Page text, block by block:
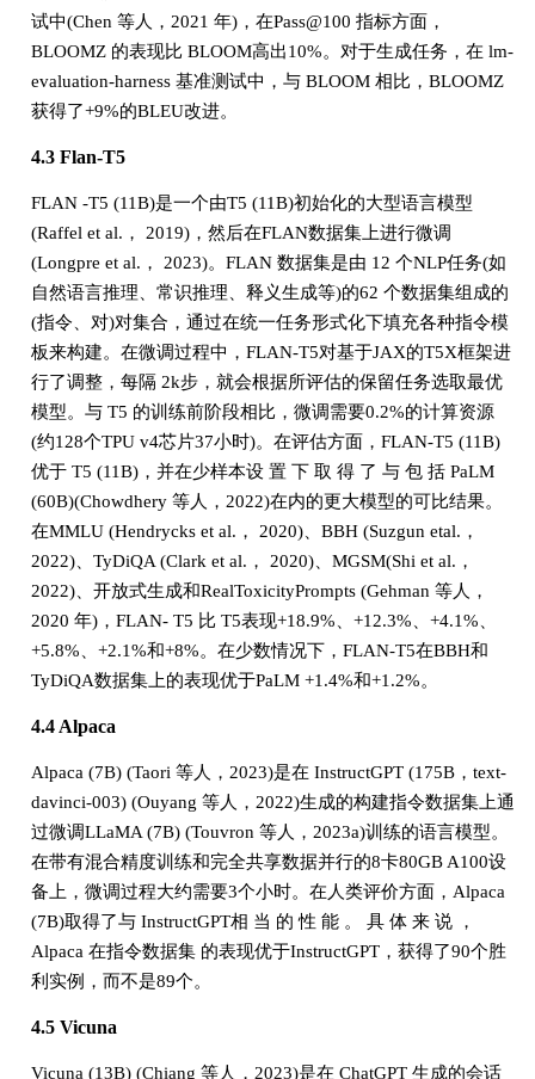
试中(Chen 等人，2021 年)，在Pass@100 指标方面，
BLOOMZ 的表现比 BLOOM高出10%。对于生成任务，在 lm-
evaluation-harness 基准测试中，与 BLOOM 相比，BLOOMZ
获得了+9%的BLEU改进。
4.3 Flan-T5
FLAN -T5 (11B)是一个由T5 (11B)初始化的大型语言模型
(Raffel et al.， 2019)，然后在FLAN数据集上进行微调
(Longpre et al.， 2023)。FLAN 数据集是由 12 个NLP任务(如
自然语言推理、常识推理、释义生成等)的62 个数据集组成的
(指令、对)对集合，通过在统一任务形式化下填充各种指令模
板来构建。在微调过程中，FLAN-T5对基于JAX的T5X框架进
行了调整，每隔 2k步，就会根据所评估的保留任务选取最优
模型。与 T5 的训练前阶段相比，微调需要0.2%的计算资源
(约128个TPU v4芯片37小时)。在评估方面，FLAN-T5 (11B)
优于 T5 (11B)，并在少样本设 置 下 取 得 了 与 包 括 PaLM
(60B)(Chowdhery 等人，2022)在内的更大模型的可比结果。
在MMLU (Hendrycks et al.， 2020)、BBH (Suzgun etal.，
2022)、TyDiQA (Clark et al.， 2020)、MGSM(Shi et al.，
2022)、开放式生成和RealToxicityPrompts (Gehman 等人，
2020 年)，FLAN- T5 比 T5表现+18.9%、+12.3%、+4.1%、
+5.8%、+2.1%和+8%。在少数情况下，FLAN-T5在BBH和
TyDiQA数据集上的表现优于PaLM +1.4%和+1.2%。
4.4 Alpaca
Alpaca (7B) (Taori 等人，2023)是在 InstructGPT (175B，text-
davinci-003) (Ouyang 等人，2022)生成的构建指令数据集上通
过微调LLaMA (7B) (Touvron 等人，2023a)训练的语言模型。
在带有混合精度训练和完全共享数据并行的8卡80GB A100设
备上，微调过程大约需要3个小时。在人类评价方面，Alpaca
(7B)取得了与 InstructGPT相 当 的 性 能 。 具 体 来 说 ，
Alpaca 在指令数据集 的表现优于InstructGPT，获得了90个胜
利实例，而不是89个。
4.5 Vicuna
Vicuna (13B) (Chiang 等人，2023)是在 ChatGPT 生成的会话